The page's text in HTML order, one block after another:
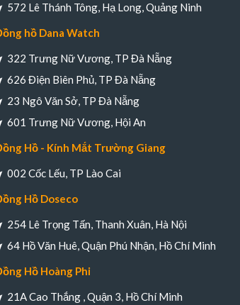
572 Lê Thánh Tông, Hạ Long, Quảng Ninh
hồ Dana Watch
322 Trưng Nữ Vương, TP Đà Nẵng
626 Điện Biên Phủ, TP Đà Nẵng
23 Ngô Văn Sở, TP Đà Nẵng
601 Trưng Nữ Vương, Hội An
Hồ - Kính Mắt Trường Giang
002 Cốc Lếu, TP Lào Cai
Hồ Doseco
254 Lê Trọng Tấn, Thanh Xuân, Hà Nội
64 Hồ Văn Huê, Quận Phú Nhận, Hồ Chí Minh
Hồ Hoàng Phi
21A Cao Thắng , Quận 3, Hồ Chí Minh